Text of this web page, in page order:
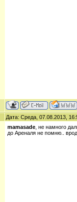
Дата: Среда, 07.08.2013,
mamasade , не намного
до Ареналя не помню..